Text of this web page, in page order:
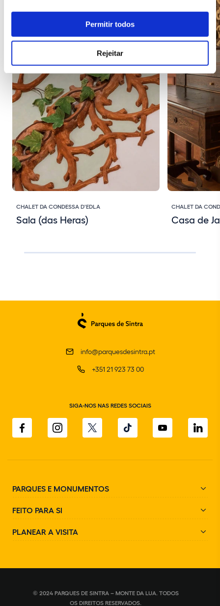
Permitir todos
Rejeitar
CHALET DA CONDESSA D'EDLA
Sala (das Heras)
CHALET DA
Casa de
info@parquesdesintra.pt
+351 21 923 73 00
SIGA-NOS NAS REDES SOCIAIS
PARQUES E MONUMENTOS
FEITO PARA SI
PLANEAR A VISITA
© 2024 PARQUES DE SINTRA – MONTE DA LUA. TODOS
OS DIREITOS RESERVADOS.